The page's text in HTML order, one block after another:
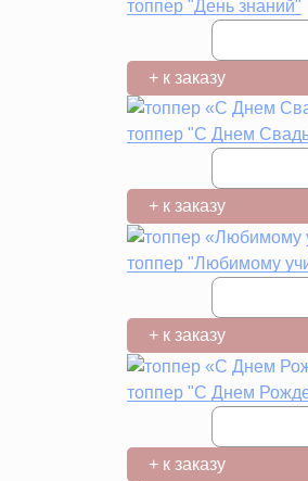
топпер "День знаний"
+ к заказу
топпер "С Днем
+ к заказу
топпер "Любимому
+ к заказу
топпер "С Днем
+ к заказу